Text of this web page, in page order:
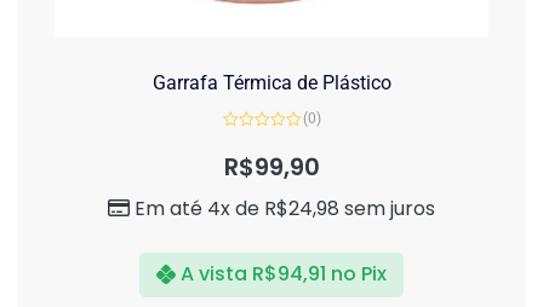
Garrafa Térmica de Plástico
de
(0)
R$99,90
Em até 4x de R$24,98 sem juros
A vista R$94,91 no Pix